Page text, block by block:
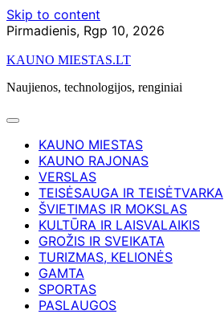
Skip to content
Pirmadienis, Rgp 10, 2026
KAUNO MIESTAS.LT
Naujienos, technologijos, renginiai
KAUNO MIESTAS
KAUNO RAJONAS
VERSLAS
TEISĖSAUGA IR TEISĖTVARKA
ŠVIETIMAS IR MOKSLAS
KULTŪRA IR LAISVALAIKIS
GROŽIS IR SVEIKATA
TURIZMAS, KELIONĖS
GAMTA
SPORTAS
PASLAUGOS